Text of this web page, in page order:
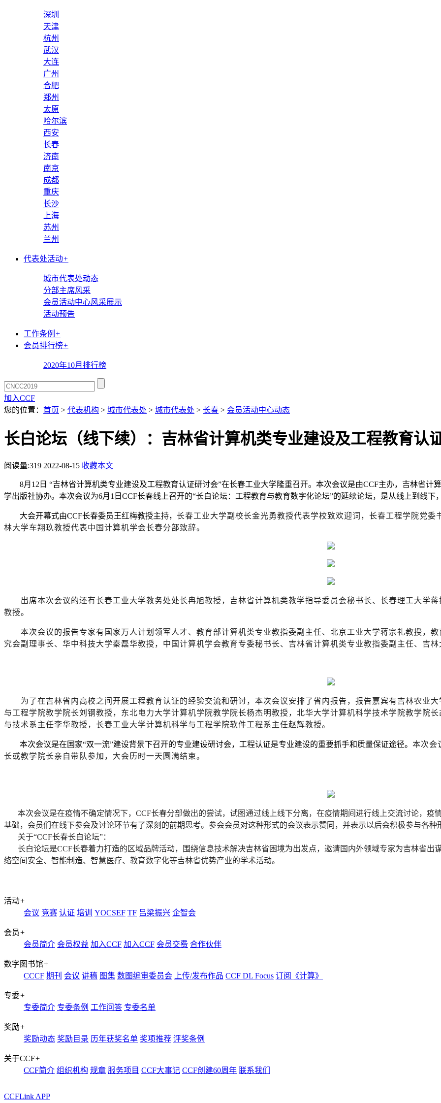
深圳
天津
杭州
武汉
大连
广州
合肥
郑州
太原
哈尔滨
西安
长春
济南
南京
成都
重庆
长沙
上海
苏州
兰州
代表处活动+
城市代表处动态
分部主席风采
会员活动中心风采展示
活动预告
工作条例 +
会员排行榜+
2020年10月排行榜
加入CCF
您的位置： 首页 > 代表机构 > 城市代表处 > 城市代表处 > 长春 > 会员活动中心动态
长白论坛（线下续）：吉林省计算机类专业建设及工程教育认
阅读量:319 2022-08-15 收藏本文
8月1 2 日 “吉林省计算机类专业建设及工程教育认证研讨会”在长春工业大学隆重召开。本次会议是由CCF主办，吉林省计
学出版社协办。本次会议为6月1日CCF长春线上召开的“长白论坛：工程教育与教育数字化论坛”的延续论坛，是从线上到线
大会开幕式由CCF长春委员王红梅教授主持， 长春工业大学副校长金光勇教授代表学校致欢迎词，长春工程学院党
林大学车翔玖教授代表中国计算机学会长春分部致辞。
出席本次会议的还有长春工业大学教务处处长冉旭教授，吉林省计算机类教学指导委员会秘书长、长春理工大学
教授。
本次会议的报告专家有国家万人计划领军人才、教育部计算机类专业教指委副主任、北京工业大学蒋宗礼教授，
究会副理事长、华中科技大学秦磊华教授，中国计算机学会教育专委秘书长、吉林省计算机类专业教指委副主任、吉
为了在吉林省内高校之间开展工程教育认证的经验交流和研讨，本次会议安排了省内报告，报告嘉宾有吉林农业
与工程学院教学院长刘钢教授，东北电力大学计算机学院教学院长杨杰明教授，北华大学计算机科学技术学院教学院
与技术系主任李华教授，长春工业大学计算机科学与工程学院软件工程系主任赵辉教授。
本次会议是在国家“双一流”建设背景下召开的专业建设研讨会，工程认证是专业建设的重要抓手和质量保证途径。 本次会
长或教学院长亲自带队参加，大会历时一天圆满结束。
本次会议是在疫情不确定情况下， CCF长春分部做出的尝试，试图通过线上线下分离，在疫情期间进行线上交流讨论，
基础，会员们在线下参会及讨论环节有了深刻的前期思考。参会会员对这种形式的会议表示赞同，并表示以后会积极参与各种
关于“CCF长春长白论坛”：
长白论坛是CCF长春着力打造的区域品牌活动，围绕信息技术解决吉林省困境为出发点，邀请国内外领域专家为吉林省
络空间安全、智能制造、智慧医疗、教育数字化等吉林省优势产业的学术活动。
活动+
会议 竞赛 认证 培训 YOCSEF TF 吕梁振兴 企智会
会员+
会员简介 会员权益 加入CCF 加入CCF 会员交费 合作伙伴
数字图书馆+
CCCF 期刊 会议 讲稿 图集 数图编审委员会 上传/发布作品 CCF DL Focus 订阅《计算》
专委+
专委简介 专委条例 工作问答 专委名单
奖励+
奖励动态 奖励目录 历年获奖名单 奖项推荐 评奖条例
关于CCF+
CCF简介 组织机构 规章 服务项目 CCF大事记 CCF创建60周年 联系我们
CCFLink APP